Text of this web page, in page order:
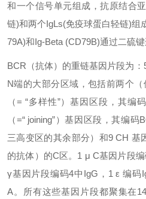
和一个信号单元组成，抗原结合
链)和两个IgLs(免疫球蛋白轻链)组
79A)和Ig-Beta (CD79B)通过二硫
BCR（抗体）的重链基因片段为
N端的大部分区域，包括前两个
（= “多样性”）基因区段，其编
（=“ joining”）基因区段，其编
三高变区的其余部分）和9 CH 基
的抗体）的C区。1 μ C基因片段
γ基因片段编码4中IgG，1 ε 编
A。所有这些基因片段都聚集在